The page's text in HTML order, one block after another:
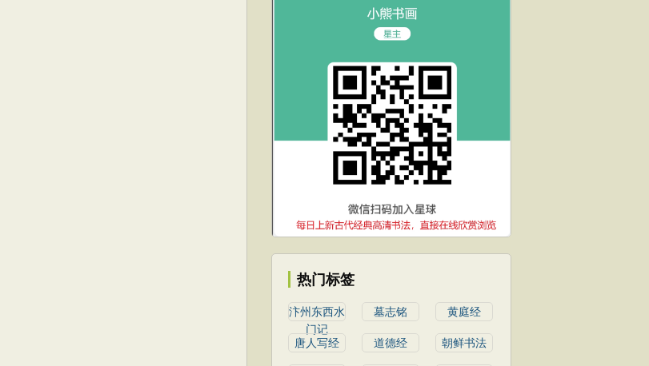
热门标签
汴州东西水
门记
墓志铭 黄庭经
唐人写经 道德经 朝鲜书法